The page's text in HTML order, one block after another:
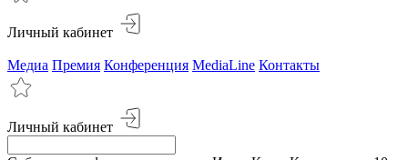
Личный кабинет
Медиа Премия Конференция MediaLine Контакты
Личный кабинет